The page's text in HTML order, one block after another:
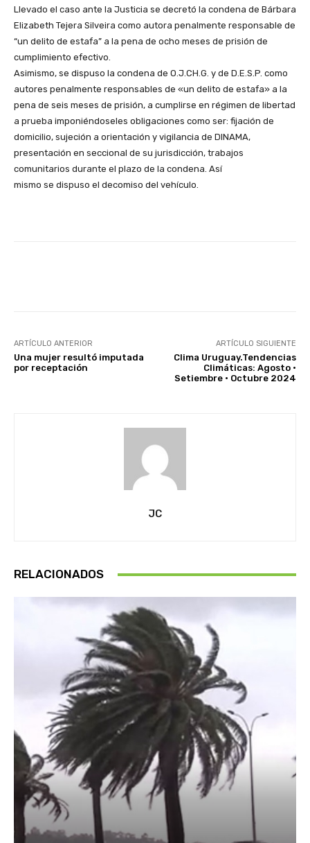
Llevado el caso ante la Justicia se decretó la condena de Bárbara
Elizabeth Tejera Silveira como autora penalmente responsable de
“un delito de estafa” a la pena de ocho meses de prisión de
cumplimiento efectivo.
Asimismo, se dispuso la condena de O.J.CH.G. y de D.E.S.P. como
autores penalmente responsables de «un delito de estafa» a la
pena de seis meses de prisión, a cumplirse en régimen de libertad
a prueba imponiéndoseles obligaciones como ser: fijación de
domicilio, sujeción a orientación y vigilancia de DINAMA,
presentación en seccional de su jurisdicción, trabajos
comunitarios durante el plazo de la condena. Así
mismo se dispuso el decomiso del vehículo.
ARTÍCULO ANTERIOR
Una mujer resultó imputada
por receptación
ARTÍCULO SIGUIENTE
Clima Uruguay.Tendencias
Climáticas: Agosto •
Setiembre • Octubre 2024
JC
RELACIONADOS